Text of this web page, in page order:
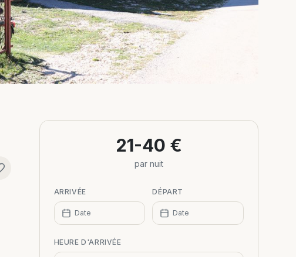
21-40 €
par nuit
ARRIVÉE
Date
DÉPART
Date
HEURE D'ARRIVÉE